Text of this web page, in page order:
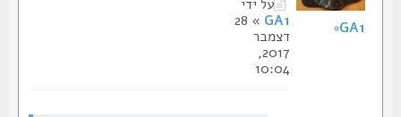
על ידי
» 28
דצמבר
2017,
10:04